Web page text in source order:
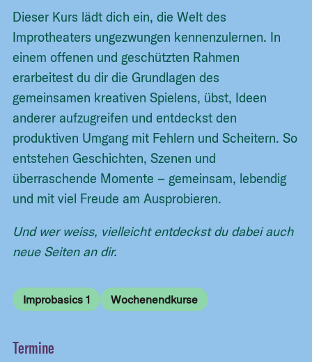
Dieser Kurs lädt dich ein, die Welt des
Improtheaters ungezwungen kennenzulernen. In
einem offenen und geschützten Rahmen
erarbeitest du dir die Grundlagen des
gemeinsamen kreativen Spielens, übst, Ideen
anderer aufzugreifen und entdeckst den
produktiven Umgang mit Fehlern und Scheitern. So
entstehen Geschichten, Szenen und
überraschende Momente – gemeinsam, lebendig
und mit viel Freude am Ausprobieren.
Und wer weiss, vielleicht entdeckst du dabei auch
neue Seiten an dir.
Improbasics 1 Wochenendkurse
Termine